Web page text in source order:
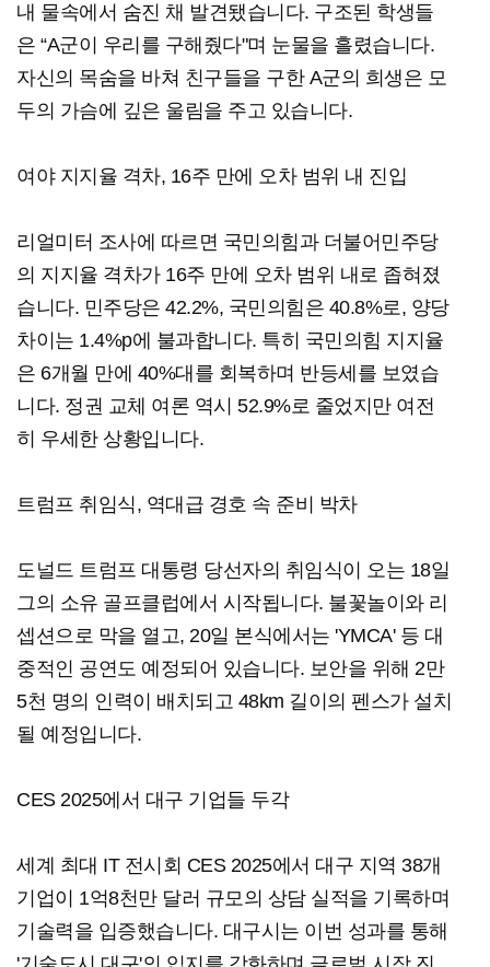
내 물속에서 숨진 채 발견됐습니다. 구조된 학생들
은 “A군이 우리를 구해줬다"며 눈물을 흘렸습니다.
자신의 목숨을 바쳐 친구들을 구한 A군의 희생은 모
두의 가슴에 깊은 울림을 주고 있습니다.
여야 지지율 격차, 16주 만에 오차 범위 내 진입
리얼미터 조사에 따르면 국민의힘과 더불어민주당
의 지지율 격차가 16주 만에 오차 범위 내로 좁혀졌
습니다. 민주당은 42.2%, 국민의힘은 40.8%로, 양당
차이는 1.4%p에 불과합니다. 특히 국민의힘 지지율
은 6개월 만에 40%대를 회복하며 반등세를 보였습
니다. 정권 교체 여론 역시 52.9%로 줄었지만 여전
히 우세한 상황입니다.
트럼프 취임식, 역대급 경호 속 준비 박차
도널드 트럼프 대통령 당선자의 취임식이 오는 18일
그의 소유 골프클럽에서 시작됩니다. 불꽃놀이와 리
셉션으로 막을 열고, 20일 본식에서는 'YMCA' 등 대
중적인 공연도 예정되어 있습니다. 보안을 위해 2만
5천 명의 인력이 배치되고 48km 길이의 펜스가 설치
될 예정입니다.
CES 2025에서 대구 기업들 두각
세계 최대 IT 전시회 CES 2025에서 대구 지역 38개
기업이 1억8천만 달러 규모의 상담 실적을 기록하며
기술력을 입증했습니다. 대구시는 이번 성과를 통해